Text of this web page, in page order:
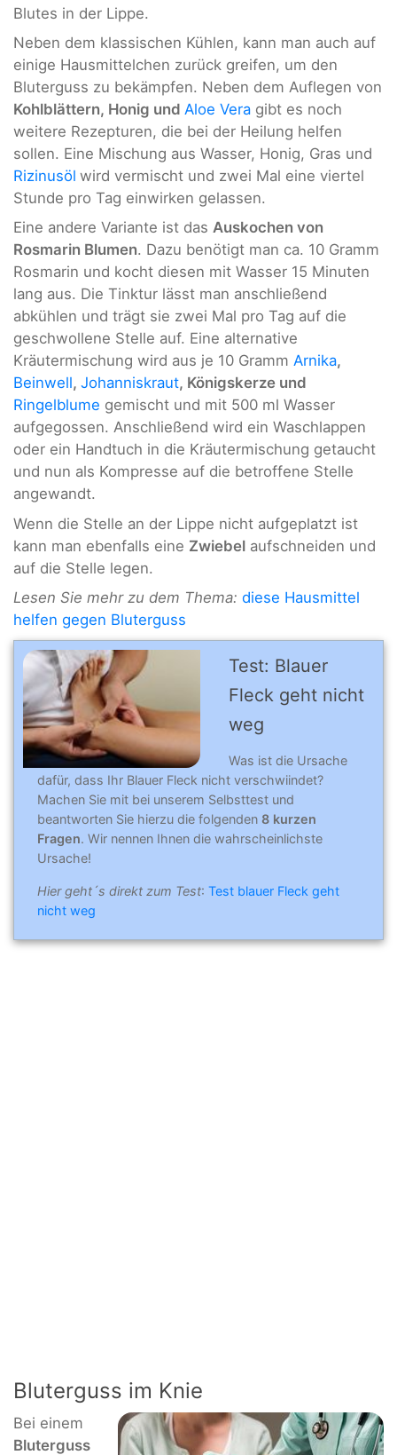
Blutes in der Lippe.
Neben dem klassischen Kühlen, kann man auch auf
einige Hausmittelchen zurück greifen, um den
Bluterguss zu bekämpfen. Neben dem Auflegen von
Kohlblättern, Honig und Aloe Vera gibt es noch
weitere Rezepturen, die bei der Heilung helfen
sollen. Eine Mischung aus Wasser, Honig, Gras und
Rizinusöl wird vermischt und zwei Mal eine viertel
Stunde pro Tag einwirken gelassen.
Eine andere Variante ist das Auskochen von
Rosmarin Blumen. Dazu benötigt man ca. 10 Gramm
Rosmarin und kocht diesen mit Wasser 15 Minuten
lang aus. Die Tinktur lässt man anschließend
abkühlen und trägt sie zwei Mal pro Tag auf die
geschwollene Stelle auf. Eine alternative
Kräutermischung wird aus je 10 Gramm Arnika,
Beinwell, Johanniskraut, Königskerze und
Ringelblume gemischt und mit 500 ml Wasser
aufgegossen. Anschließend wird ein Waschlappen
oder ein Handtuch in die Kräutermischung getaucht
und nun als Kompresse auf die betroffene Stelle
angewandt.
Wenn die Stelle an der Lippe nicht aufgeplatzt ist
kann man ebenfalls eine Zwiebel aufschneiden und
auf die Stelle legen.
Lesen Sie mehr zu dem Thema: diese Hausmittel
helfen gegen Bluterguss
Test: Blauer
Fleck geht nicht
weg
Was ist die Ursache
dafür, dass Ihr Blauer Fleck nicht verschwiindet?
Machen Sie mit bei unserem Selbsttest und
beantworten Sie hierzu die folgenden 8 kurzen
Fragen. Wir nennen Ihnen die wahrscheinlichste
Ursache!
Hier geht´s direkt zum Test: Test blauer Fleck geht
nicht weg
Bluterguss im Knie
Bei einem
Bluterguss